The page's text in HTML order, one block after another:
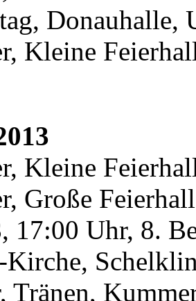
Donauhalle,
Kleine
Kleine
Große
17:00 Uhr, 8.
Kirche,